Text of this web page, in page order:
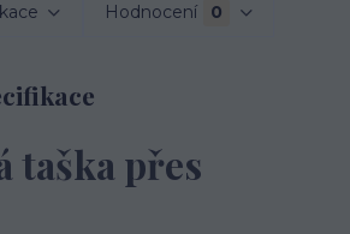
Hodnocení 0
taška přes